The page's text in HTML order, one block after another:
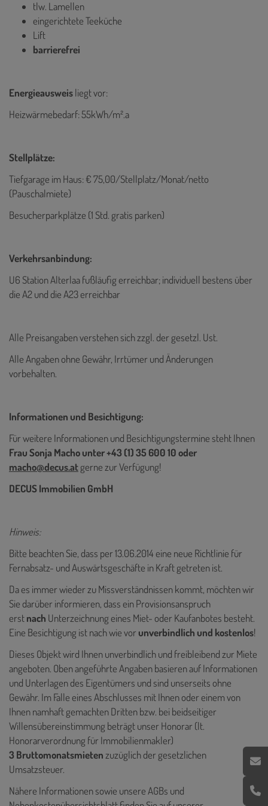
tlw. Lamellen
eingerichtete Teeküche
Lift
barrierefrei
Energieausweisliegt vor:
Heizwärmebedarf: 55kWh/m².a
Stellplätze:
Tiefgarage im Haus: € 75,00/Stellplatz/Monat/netto
(Pauschalmiete)
Besucherparkplätze (1 Std. gratis parken)
Verkehrsanbindung:
U6 Station Alterlaa fußläufig erreichbar; individuell bestens über
die A2 und die A23 erreichbar
Alle Preisangaben verstehen sich zzgl. der gesetzl. Ust.
Alle Angaben ohne Gewähr, Irrtümer und Änderungen
vorbehalten.
Informationen und Besichtigung:
Für weitere Informationen und Besichtigungstermine steht Ihnen
Frau Sonja Macho unter +43 (1) 35 600 10 oder
macho@decus.atgerne zur Verfügung!
DECUS Immobilien GmbH
Hinweis:
Bitte beachten Sie, dass per 13.06.2014 eine neue Richtlinie für
Fernabsatz- und Auswärtsgeschäfte in Kraft getreten ist.
Da es immer wieder zu Missverständnissen kommt, möchten wir
Sie darüber informieren, dass ein Provisionsanspruch
erstnach Unterzeichnung eines Miet- oder Kaufanbotes besteht.
Eine Besichtigung ist nach wie vorunverbindlich und kostenlos!
Dieses Objekt wird Ihnen unverbindlich und freibleibend zur Miete
angeboten. Oben angeführte Angaben basieren auf Informationen
und Unterlagen des Eigentümers und sind unserseits ohne
Gewähr. Im Falle eines Abschlusses mit Ihnen oder einem von
Ihnen namhaft gemachten Dritten bzw. bei beidseitiger
Willensübereinstimmung beträgt unser Honorar (lt.
Honorarverordnung für Immobilienmakler)
3 Bruttomonatsmietenzuzüglich der gesetzlichen
Umsatzsteuer.
Nähere Informationen sowie unsere AGBs und